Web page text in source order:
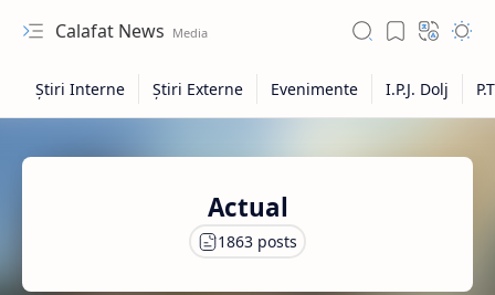
Calafat News
Actual